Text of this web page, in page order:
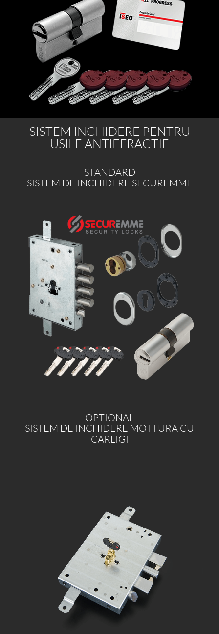
SISTEM INCHIDERE PENTRU
USILE ANTIEFRACTIE
STANDARD
SISTEM DE INCHIDERE SECUREMME
OPTIONAL
SISTEM DE INCHIDERE MOTTURA CU
CARLIGI